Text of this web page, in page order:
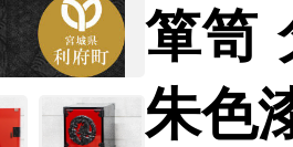
箪笥
朱色